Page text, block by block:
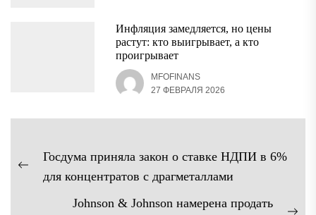
Инфляция замедляется, но цены
растут: кто выигрывает, а кто
проигрывает
MFOFINANS
27 ФЕВРАЛЯ 2026
Навигация
по
записям
Предыдущая
Госдума приняла закон о ставке НДПИ в 6%
для концентратов с драгметаллами
Johnson & Johnson намерена продать